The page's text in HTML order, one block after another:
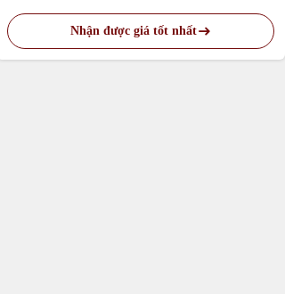
Nhận được giá tốt nhất